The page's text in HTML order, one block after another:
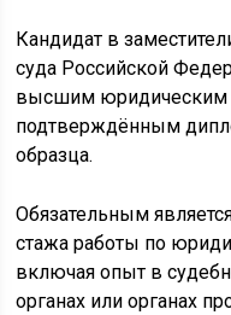
Кандидат в
суда Российской
высшим юридическим
подтверждённым
образца.
Обязательным
стажа работы по
включая опыт в
органах или органах